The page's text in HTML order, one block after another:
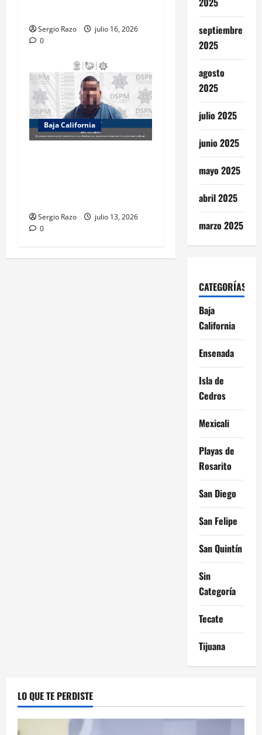
Sergio Razo
julio 16, 2026
0
Baja California
Sergio Razo
julio 13, 2026
0
septiembre
2025
agosto
2025
julio 2025
junio 2025
mayo 2025
abril 2025
marzo 2025
CATEGORÍAS
Baja
California
Ensenada
Isla de
Cedros
Mexicali
Playas de
Rosarito
San Diego
San Felipe
San Quintín
Sin
Categoría
Tecate
Tijuana
LO QUE TE PERDISTE